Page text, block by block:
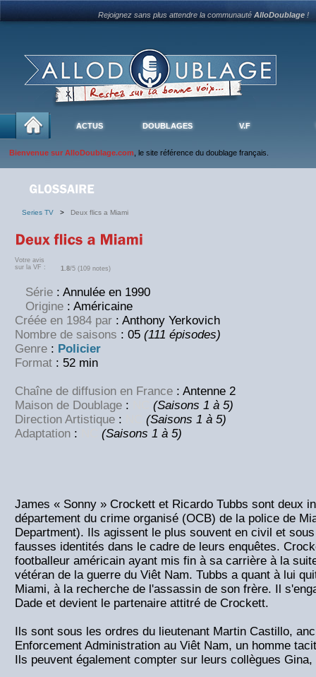
Rejoignez sans plus attendre la communautéAlloDoublage !
ACTUS DOUBLAGES V.F
Bienvenue sur AlloDoublage.com , le site référence du doublage français.
Series TV > Deux flics a Miami
Votre avis
sur la VF :
1.8/5 (109 notes)
Série : Annulée en 1990
Origine : Américaine
Créée en 1984 par : Anthony Yerkovich
Nombre de saisons : 05 (111 épisodes)
Genre : Policier
Format : 52 min
Chaîne de diffusion en France : Antenne 2
Maison de Doublage :
(Saisons 1 à 5)
Direction Artistique :
(Saisons 1 à 5)
Adaptation : (Saisons 1 à 5)
James « Sonny » Crockett et Ricardo Tubbs sont deux
département du crime organisé (OCB) de la police de
Department). Ils agissent le plus souvent en civil et
fausses identités dans le cadre de leurs enquêtes.
footballeur américain ayant mis fin à sa carrière à la
vétéran de la guerre du Viêt Nam. Tubbs a quant à lui
Miami, à la recherche de l'assassin de son frère. Il
Dade et devient le partenaire attitré de Crockett.
Ils sont sous les ordres du lieutenant Martin Castillo,
Enforcement Administration au Viêt Nam, un homme
Ils peuvent également compter sur leurs collègues